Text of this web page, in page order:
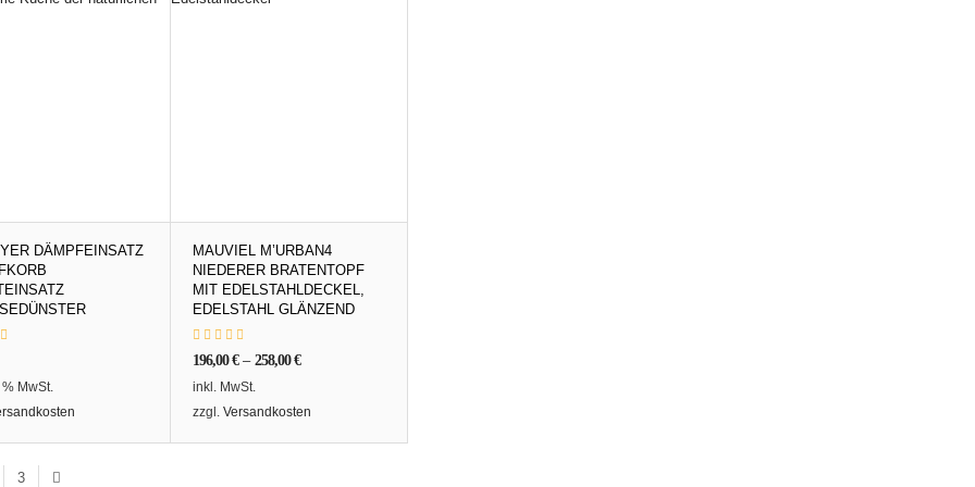
DÄMPFEINSATZ
MwSt.
MAUVIEL M’URBAN4
NIEDERER BRATENTOPF
MIT EDELSTAHLDECKEL,
EDELSTAHL GLÄNZEND
196,00€–258,00€
inkl. MwSt.
zzgl.Versandkosten
3